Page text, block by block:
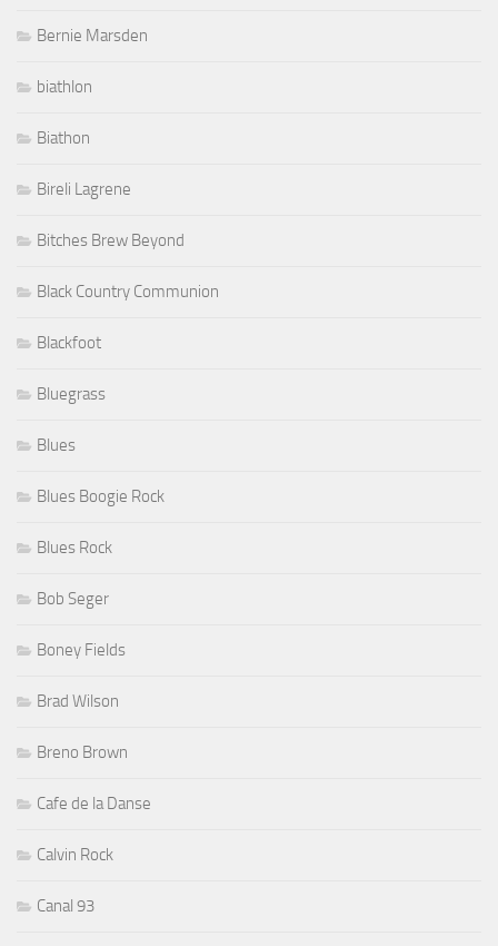
Bernie Marsden
biathlon
Biathon
Bireli Lagrene
Bitches Brew Beyond
Black Country Communion
Blackfoot
Bluegrass
Blues
Blues Boogie Rock
Blues Rock
Bob Seger
Boney Fields
Brad Wilson
Breno Brown
Cafe de la Danse
Calvin Rock
Canal 93